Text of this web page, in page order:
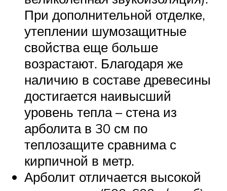
При дополнительной отделке,
утеплении шумозащитные
свойства еще больше
возрастают. Благодаря же
наличию в составе древесины
достигается наивысший
уровень тепла – стена из
арболита в 30 см по
теплозащите сравнима с
кирпичной в метр.
Арболит отличается высокой